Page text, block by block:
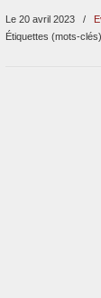
Le 20 avril 2023 /
Étiquettes (mots-